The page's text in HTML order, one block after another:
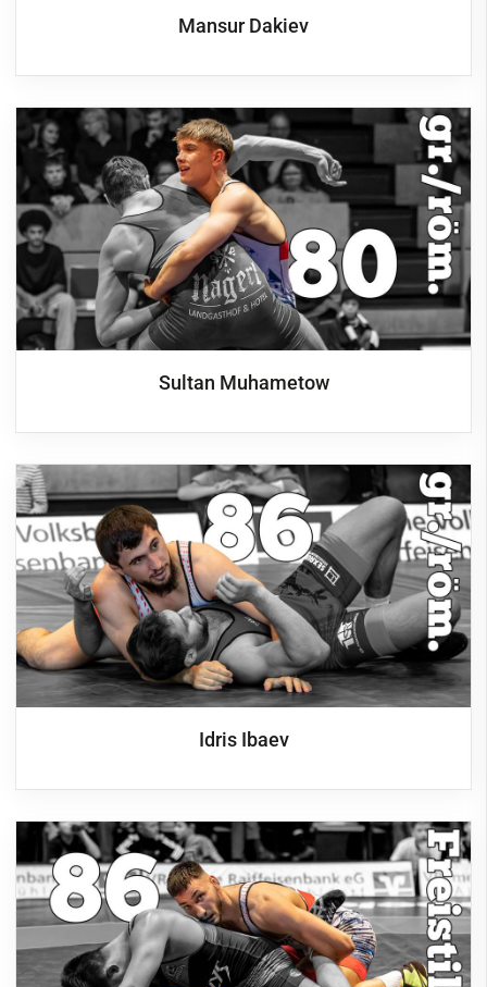
Mansur Dakiev
Sultan Muhametow
Idris Ibaev